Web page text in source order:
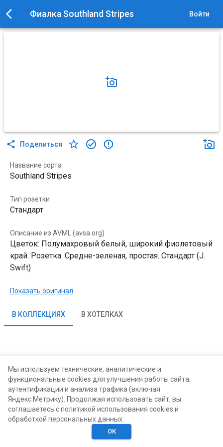
Фиалка Southland Stripes Войти
Поделиться
Название сорта
Southland Stripes
Тип розетки
Стандарт
Описание из AVML (avsa.org)
Цветок: Полумахровый белый, широкий фиолетовый
край. Розетка: Средне-зеленая, простая. Стандарт (J.
Swift)
Показать оригинал
В КОЛЛЕКЦИЯХ В ХОТЕЛКАХ
Хотелки
Мы используем технические, аналитические и
функциональные cookies для улучшения работы сайта,
аутентификации и анализа трафика (включая
Яндекс.Метрику). Продолжая использовать сайт, вы
соглашаетесь с политикой использования cookies и
обработкой персональных данных.
ОК